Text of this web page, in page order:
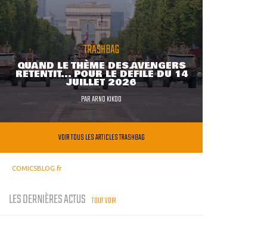
TRASHBAG
QUAND LE THÈME DES AVENGERS
RETENTIT... POUR LE DÉFILÉ DU 14
JUILLET 2026
PARARNO KIKOO
VOIR TOUS LES ARTICLES TRASHBAG
COMICSBLOG.fr
LES DERNIÈRES ACTUS TOUT VOIR